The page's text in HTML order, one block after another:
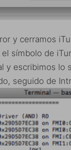
y cerramos
símbolo de
y escribimos lo
seguido de